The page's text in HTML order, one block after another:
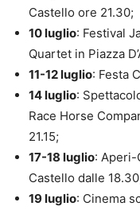
Castello ore 21.30;
10 luglio: Festival
Quartet in Piazza
11-12 luglio: Festa
14 luglio:
Race Horse
21.15;
17-18 luglio: Aperi-
Castello dalle
19 luglio: Cinema